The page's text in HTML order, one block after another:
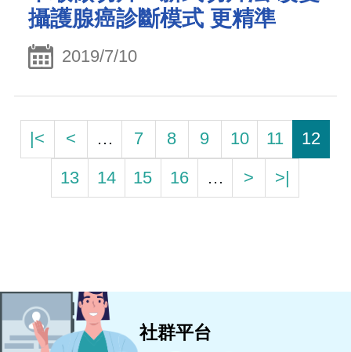
攝護腺癌診斷模式 更精準
2019/7/10
|< < … 7 8 9 10 11
12
13
14 15 16 … > >|
社群平台